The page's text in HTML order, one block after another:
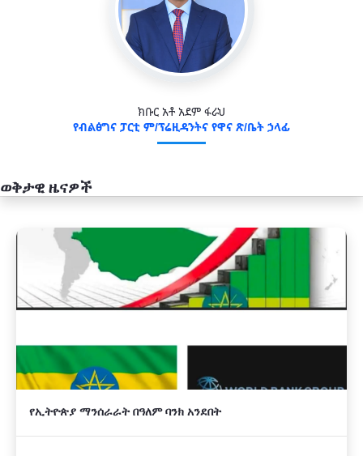
ክቡር አቶ አደም ፋራህ
የብልፅግና ፓርቲ ም/ፕሬዚዳንትና የዋና ጽ/ቤት ኃላፊ
ወቅታዊ ዜናዎች
አዲስ
የኢትዮጵያ ማንሰራራት በዓለም ባንክ አንደበት